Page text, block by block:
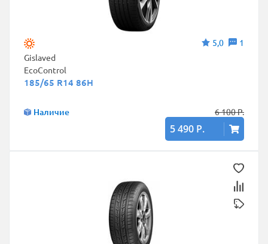
5,0
1
Gislaved
EcoControl
185/65 R14 86H
Наличие 6 100 Р.
5 490 Р.